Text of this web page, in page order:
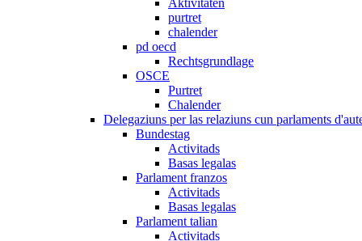
Aktivitäten
purtret
chalender
pd oecd
Rechtsgrundlage
OSCE
Purtret
Chalender
Delegaziuns per las relaziuns cun parlaments
Bundestag
Activitads
Basas legalas
Parlament franzos
Activitads
Basas legalas
Parlament talian
Activitads